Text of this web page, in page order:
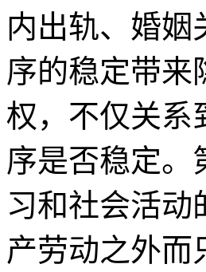
内出轨、婚姻
序的稳定带来
权，不仅关系
序是否稳定。
习和社会活动
产劳动之外而